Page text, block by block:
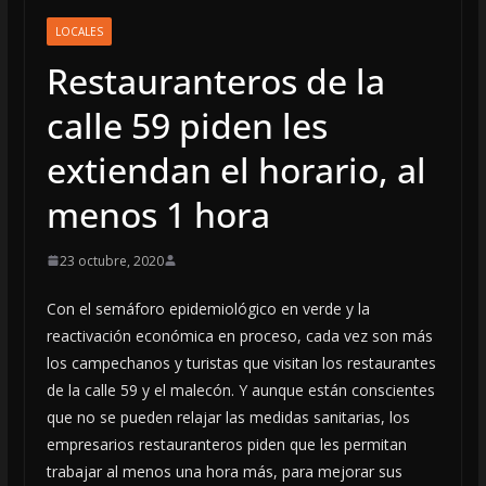
LOCALES
Restauranteros de la
calle 59 piden les
extiendan el horario, al
menos 1 hora
23 octubre, 2020
Con el semáforo epidemiológico en verde y la
reactivación económica en proceso, cada vez son más
los campechanos y turistas que visitan los restaurantes
de la calle 59 y el malecón. Y aunque están conscientes
que no se pueden relajar las medidas sanitarias, los
empresarios restauranteros piden que les permitan
trabajar al menos una hora más, para mejorar sus